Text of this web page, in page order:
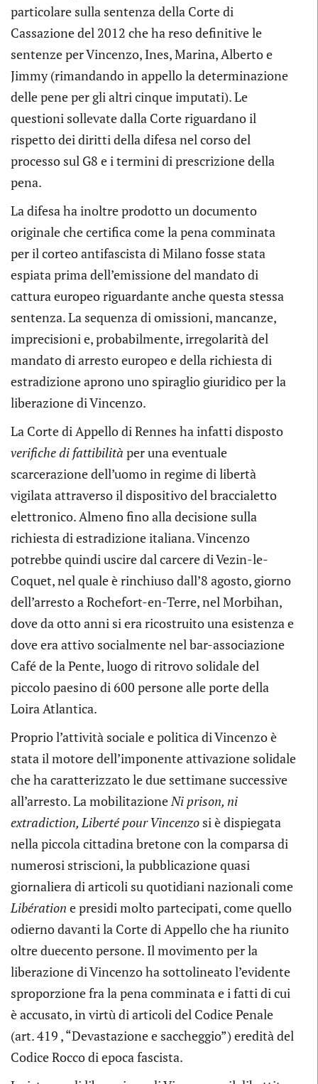
particolare sulla sentenza della Corte di
Cassazione del 2012 che ha reso definitive le
sentenze per Vincenzo, Ines, Marina, Alberto e
Jimmy (rimandando in appello la determinazione
delle pene per gli altri cinque imputati). Le
questioni sollevate dalla Corte riguardano il
rispetto dei diritti della difesa nel corso del
processo sul G8 e i termini di prescrizione della
pena.
La difesa ha inoltre prodotto un documento
originale che certifica come la pena comminata
per il corteo antifascista di Milano fosse stata
espiata prima dell’emissione del mandato di
cattura europeo riguardante anche questa stessa
sentenza. La sequenza di omissioni, mancanze,
imprecisioni e, probabilmente, irregolarità del
mandato di arresto europeo e della richiesta di
estradizione aprono uno spiraglio giuridico per la
liberazione di Vincenzo.
La Corte di Appello di Rennes ha infatti disposto
verifiche di fattibilità per una eventuale
scarcerazione dell’uomo in regime di libertà
vigilata attraverso il dispositivo del braccialetto
elettronico. Almeno fino alla decisione sulla
richiesta di estradizione italiana. Vincenzo
potrebbe quindi uscire dal carcere di Vezin-le-
Coquet, nel quale è rinchiuso dall’8 agosto, giorno
dell’arresto a Rochefort-en-Terre, nel Morbihan,
dove da otto anni si era ricostruito una esistenza e
dove era attivo socialmente nel bar-associazione
Café de la Pente, luogo di ritrovo solidale del
piccolo paesino di 600 persone alle porte della
Loira Atlantica.
Proprio l’attività sociale e politica di Vincenzo è
stata il motore dell’imponente attivazione solidale
che ha caratterizzato le due settimane successive
all’arresto. La mobilitazioneNi prison, ni
extradiction, Liberté pour Vincenzo si è dispiegata
nella piccola cittadina bretone con la comparsa di
numerosi striscioni, la pubblicazione quasi
giornaliera di articoli su quotidiani nazionali come
Libération e presidi molto partecipati, come quello
odierno davanti la Corte di Appello che ha riunito
oltre duecento persone. Il movimento per la
liberazione di Vincenzo ha sottolineato l’evidente
sproporzione fra la pena comminata e i fatti di cui
è accusato, in virtù di articoli del Codice Penale
(art. 419 , “Devastazione e saccheggio”) eredità del
Codice Rocco di epoca fascista.